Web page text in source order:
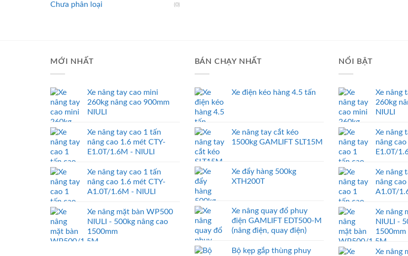
Chưa phân loại (0)
MỚI NHẤT
Xe nâng tay cao mini
260kg nâng cao 900mm
NIULI
Xe nâng tay cao 1 tấn
nâng cao 1.6 mét CTY-
E1.0T/1.6M - NIULI
Xe nâng tay cao 1 tấn
nâng cao 1.6 mét CTY-
A1.0T/1.6M - NIULI
Xe nâng mặt bàn WP500
NIULI - 500kg nâng cao
1500mm
BÁN CHẠY NHẤT
Xe điện kéo hàng 4.5 tấn
Xe nâng tay cắt kéo
1500kg GAMLIFT SLT15M
Xe đẩy hàng 500kg
XTH200T
Xe nâng quay đổ phuy
điện GAMLIFT EDT500-M
(nâng điện, quay điện)
Bộ kẹp gắp thùng phuy
NỔI BẬT
Xe nâng
260kg
NIULI
Xe nâng
nâng
E1.0T/
Xe nâng
nâng
A1.0T/
Xe nâng
NIULI -
1500mm
Xe nâng